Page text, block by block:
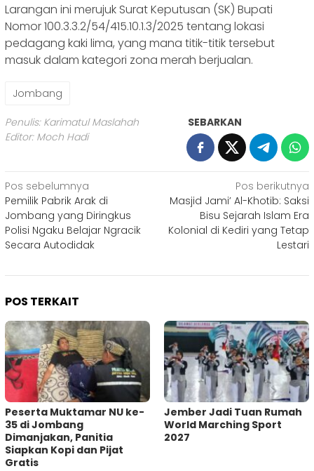
Larangan ini merujuk Surat Keputusan (SK) Bupati
Nomor 100.3.3.2/54/415.10.1.3/2025 tentang lokasi
pedagang kaki lima, yang mana titik-titik tersebut
masuk dalam kategori zona merah berjualan.
Jombang
Penulis: Karimatul Maslahah
Editor: Moch Hadi
SEBARKAN
Navigasi
pos
Pos sebelumnya
Pemilik Pabrik Arak di
Jombang yang Diringkus
Polisi Ngaku Belajar Ngracik
Secara Autodidak
Pos berikutnya
Masjid Jami’ Al-Khotib: Saksi
Bisu Sejarah Islam Era
Kolonial di Kediri yang Tetap
Lestari
POS TERKAIT
Peserta Muktamar NU ke-
35 di Jombang
Dimanjakan, Panitia
Siapkan Kopi dan Pijat
Gratis
Jember Jadi Tuan Rumah
World Marching Sport
2027